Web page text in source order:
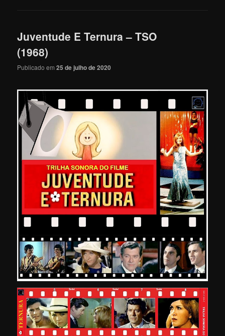
Juventude E Ternura – TSO
(1968)
Publicado em25 de julho de 2020